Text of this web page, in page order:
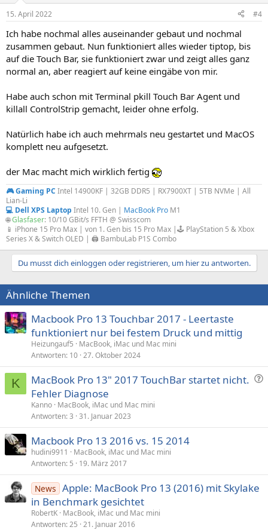
15. April 2022 #4
Ich habe nochmal alles auseinander gebaut und nochmal
zusammen gebaut. Nun funktioniert alles wieder tiptop, bis
auf die Touch Bar, sie funktioniert zwar und zeigt alles ganz
normal an, aber reagiert auf keine eingäbe von mir.
Habe auch schon mit Terminal pkill Touch Bar Agent und
killall ControlStrip gemacht, leider ohne erfolg.
Natürlich habe ich auch mehrmals neu gestartet und MacOS
komplett neu aufgesetzt.
der Mac macht mich wirklich fertig
🎮 Gaming PC Intel 14900KF | 32GB DDR5 | RX7900XT | 5TB NVMe | All
Lian-Li
💻 Dell XPS Laptop Intel 10. Gen | MacBook Pro M1
🌐Glasfaser: 10/10 GBit/s FFTH @ Swisscom
📱 iPhone 15 Pro Max | von 1. Gen bis 15 Pro Max |🕹️ PlayStation 5 & Xbox
Series X & Switch OLED | 🖨️ BambuLab P1S Combo
Du musst dich einloggen oder registrieren, um hier zu antworten.
Ähnliche Themen
Macbook Pro 13 Touchbar 2017 - Leertaste
funktioniert nur bei festem Druck und mittig
Heizungauf5
MacBook, iMac und Mac mini
Antworten 10 27. Oktober 2024
K
F
e
MacBook Pro 13" 2017 TouchBar startet nicht.
Fehler Diagnose
Kanno MacBook, iMac und Mac mini
Antworten 3 31. Januar 2023
Macbook Pro 13 2016 vs. 15 2014
hudini9911
MacBook, iMac und Mac mini
Antworten 5 19. März 2017
News Apple: MacBook Pro 13 (2016) mit Skylake
in Benchmark gesichtet
RobertK MacBook, iMac und Mac mini
Antworten 25 21. Januar 2016